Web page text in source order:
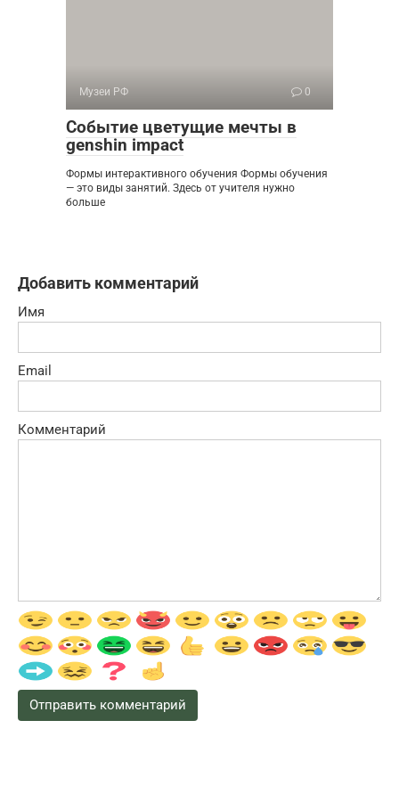
Музеи РФ 0
Событие цветущие мечты в
genshin impact
Формы интерактивного обучения Формы обучения
— это виды занятий. Здесь от учителя нужно
больше
Добавить комментарий
Имя
Email
Комментарий